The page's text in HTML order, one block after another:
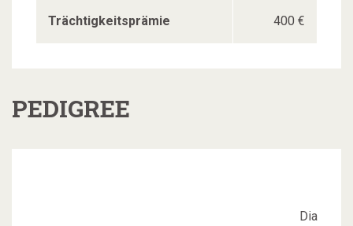
Trächtigkeitsprämie 400 €
PEDIGREE
Diamant